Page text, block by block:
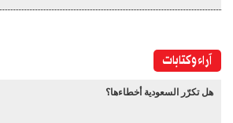
آراء وكتابات
هل تكرّر السعودية أخطاءها؟